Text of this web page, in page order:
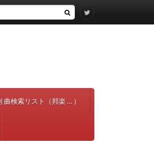
曲検索リスト（邦楽 … ）